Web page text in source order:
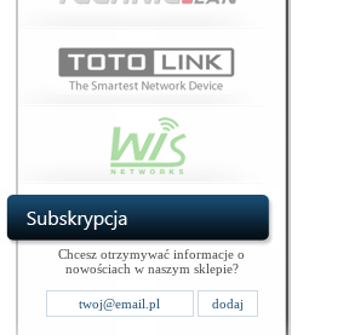
Chcesz otrzymywać informacje o
nowościach w naszym sklepie?